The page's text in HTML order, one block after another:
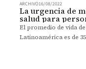
ARCHIVO16/08/2022
La urgencia de
salud para
El promedio de vida
Latinoamérica es de